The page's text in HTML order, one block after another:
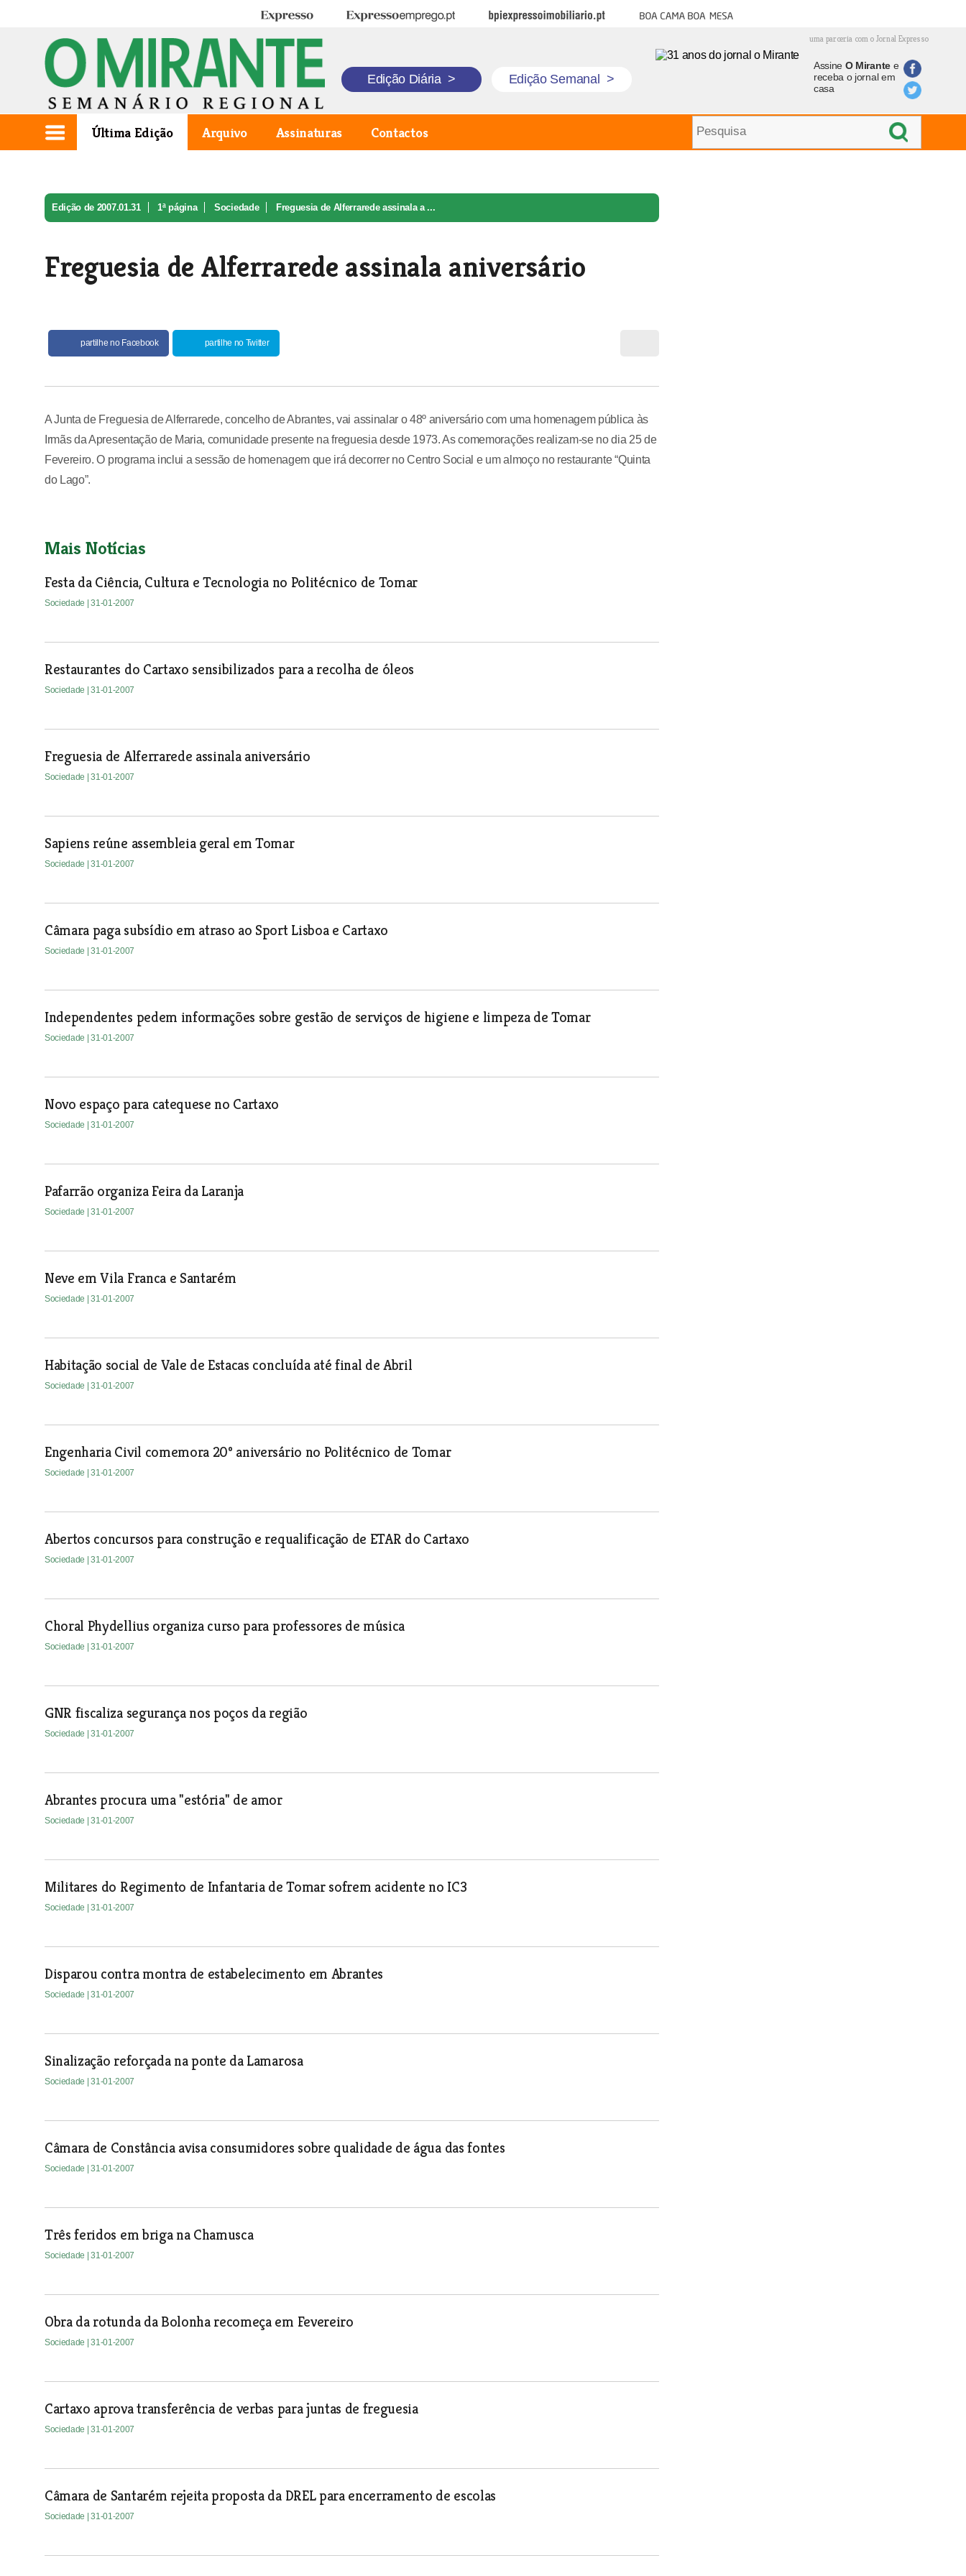
Expresso Expresso Emprego BPI Expresso Imobiliário Boa cama boa mesa
uma parceria com o Jornal Expresso
Edição Diária > Edição Semanal >
Assine O Mirantee
receba o jornal em
casa
Última Edição Arquivo Assinaturas Contactos
Edição de 2007.01.31 1ª página Sociedade Freguesia de Alferrarede assinala a ...
Freguesia de Alferrarede assinala aniversário
partilhe no Facebook partilhe no Twitter
A Junta de Freguesia de Alferrarede, concelho de Abrantes, vai assinalar o 48º aniversário com uma homenagem pública às
Irmãs da Apresentação de Maria, comunidade presente na freguesia desde 1973. As comemorações realizam-se no dia 25 de
Fevereiro. O programa inclui a sessão de homenagem que irá decorrer no Centro Social e um almoço no restaurante “Quinta
do Lago”.
Mais Notícias
Festa da Ciência, Cultura e Tecnologia no Politécnico de Tomar
Sociedade | 31-01-2007
Restaurantes do Cartaxo sensibilizados para a recolha de óleos
Sociedade | 31-01-2007
Freguesia de Alferrarede assinala aniversário
Sociedade | 31-01-2007
Sapiens reúne assembleia geral em Tomar
Sociedade | 31-01-2007
Câmara paga subsídio em atraso ao Sport Lisboa e Cartaxo
Sociedade | 31-01-2007
Independentes pedem informações sobre gestão de serviços de higiene e limpeza de Tomar
Sociedade | 31-01-2007
Novo espaço para catequese no Cartaxo
Sociedade | 31-01-2007
Pafarrão organiza Feira da Laranja
Sociedade | 31-01-2007
Neve em Vila Franca e Santarém
Sociedade | 31-01-2007
Habitação social de Vale de Estacas concluída até final de Abril
Sociedade | 31-01-2007
Engenharia Civil comemora 20º aniversário no Politécnico de Tomar
Sociedade | 31-01-2007
Abertos concursos para construção e requalificação de ETAR do Cartaxo
Sociedade | 31-01-2007
Choral Phydellius organiza curso para professores de música
Sociedade | 31-01-2007
GNR fiscaliza segurança nos poços da região
Sociedade | 31-01-2007
Abrantes procura uma "estória" de amor
Sociedade | 31-01-2007
Militares do Regimento de Infantaria de Tomar sofrem acidente no IC3
Sociedade | 31-01-2007
Disparou contra montra de estabelecimento em Abrantes
Sociedade | 31-01-2007
Sinalização reforçada na ponte da Lamarosa
Sociedade | 31-01-2007
Câmara de Constância avisa consumidores sobre qualidade de água das fontes
Sociedade | 31-01-2007
Três feridos em briga na Chamusca
Sociedade | 31-01-2007
Obra da rotunda da Bolonha recomeça em Fevereiro
Sociedade | 31-01-2007
Cartaxo aprova transferência de verbas para juntas de freguesia
Sociedade | 31-01-2007
Câmara de Santarém rejeita proposta da DREL para encerramento de escolas
Sociedade | 31-01-2007